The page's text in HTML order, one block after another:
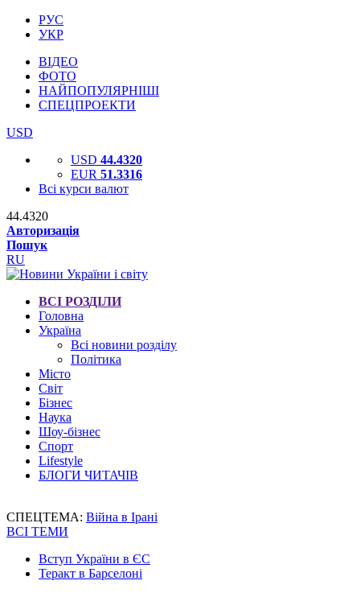
РУС
УКР
ВІДЕО
ФОТО
НАЙПОПУЛЯРНІШІ
СПЕЦПРОЕКТИ
USD
USD 44.4320
EUR 51.3316
Всі курси валют
44.4320
Авторизація
Пошук
RU
ВСІ РОЗДІЛИ
Головна
Україна
Всі новини розділу
Політика
Місто
Світ
Бізнес
Наука
Шоу-бізнес
Спорт
Lifestyle
БЛОГИ ЧИТАЧІВ
СПЕЦТЕМА: Війна в Ірані
ВСІ ТЕМИ
Вступ України в ЄС
Теракт в Барселоні